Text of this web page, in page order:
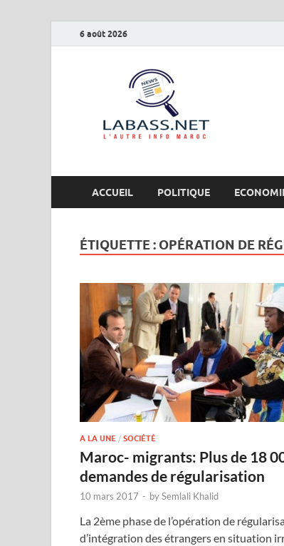
6 août 2026
ACCUEIL POLITIQUE
ÉTIQUETTE : OPÉRATION DE
A LA UNE / SOCIÉTÉ
Maroc- migrants: Plus de 18
demandes de régularisation
10 mars 2017 - bySemlali Khalid
La 2ème phase de l’opération de
d’intégration des étrangers en situation